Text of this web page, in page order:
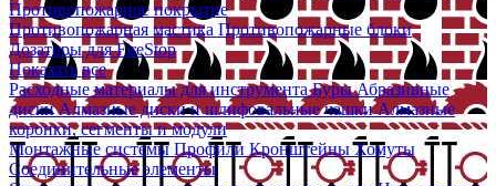
Противопожарное покрытие
Противопожарная мастика Противопожарные блоки
Дозаторы для FireStop
Показать все
Расходные материалы для инструментаБурыАбразивные
дискиАлмазные диски и шлифовальные чашкиАлмазные
коронки, сегменты и модули
Монтажные системы Профили КронштейныХомуты
Соединительные элементы